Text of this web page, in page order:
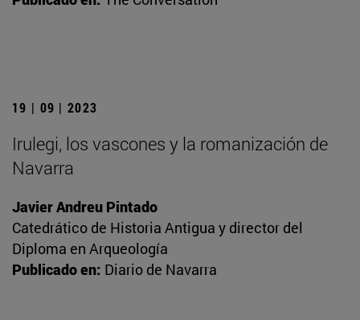
19 | 09 | 2023
Irulegi, los vascones y la romanización de
Navarra
Javier Andreu Pintado
Catedrático de Historia Antigua y director del
Diploma en Arqueología
Publicado en: Diario de Navarra